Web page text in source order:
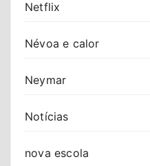
Netflix
Névoa e calor
Neymar
Notícias
nova escola